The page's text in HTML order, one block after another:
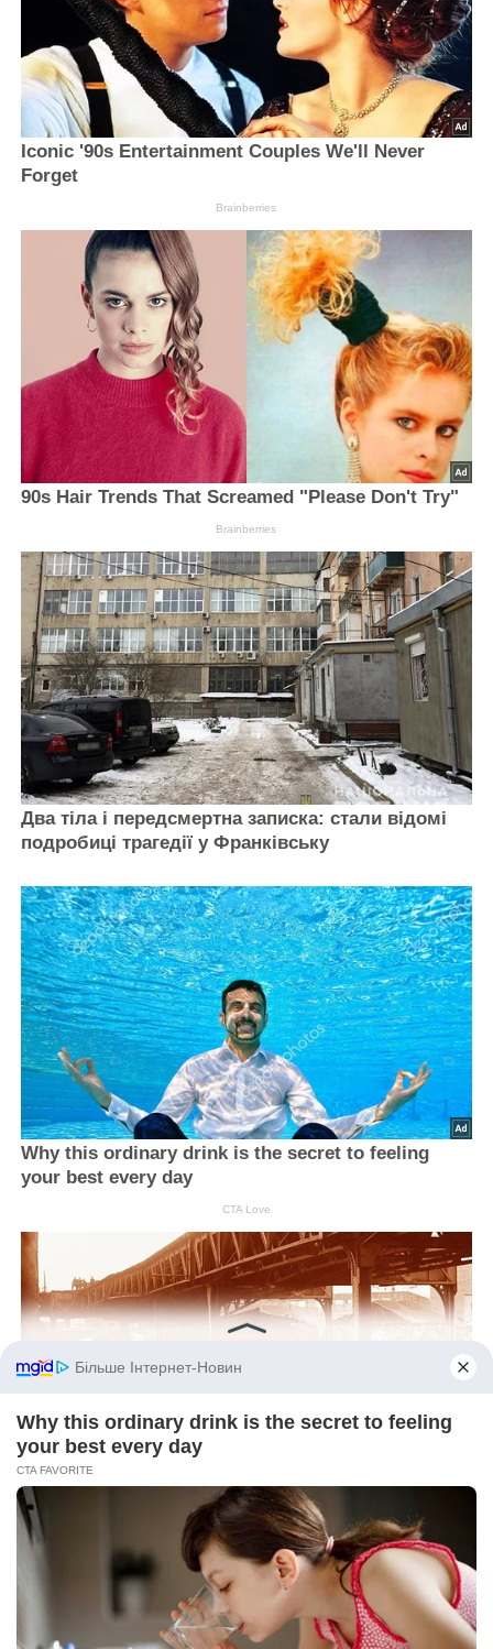
Iconic '90s Entertainment Couples We'll Never
Forget
Brainberries
90s Hair Trends That Screamed "Please Don't Try"
Brainberries
Два тіла і передсмертна записка: стали відомі
подробиці трагедії у Франківську
Why this ordinary drink is the secret to feeling
your best every day
CTA Love
10 Epic Failures That Were Completely Preventable
— Find Out
Brainberries